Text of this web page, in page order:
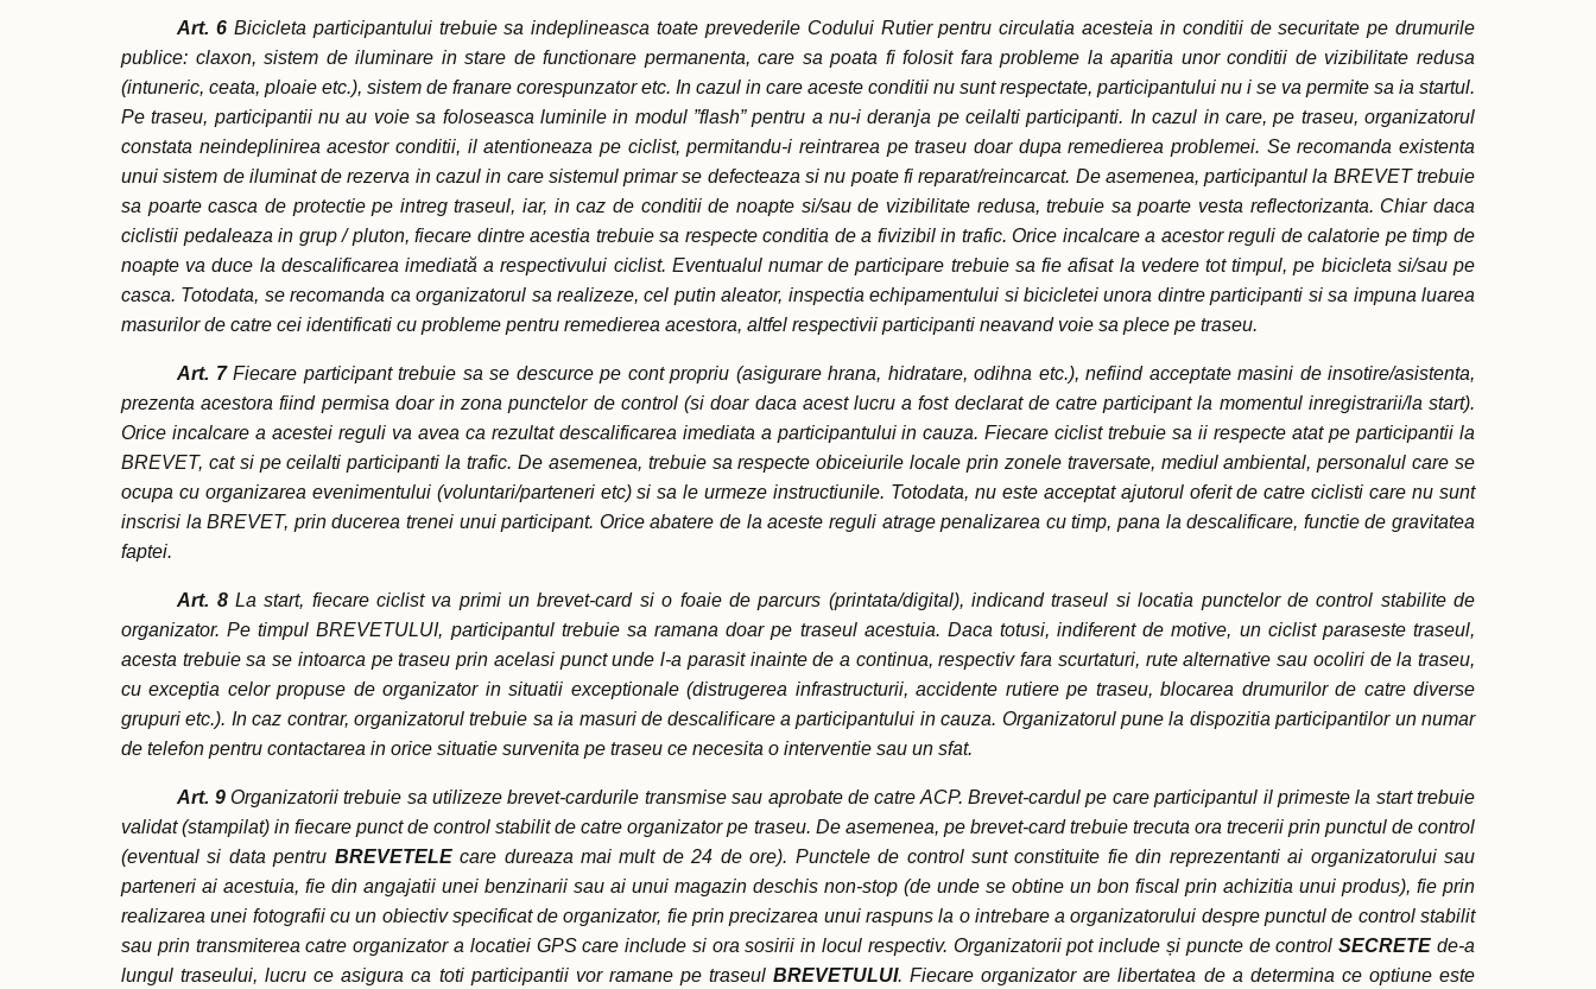
Art. 6 Bicicleta participantului trebuie sa indeplineasca toate prevederile Codului Rutier pentru circulatia acesteia in conditii de securitate pe drumurile
publice: claxon, sistem de iluminare in stare de functionare permanenta, care sa poata fi folosit fara probleme la aparitia unor conditii de vizibilitate redusa
(intuneric, ceata, ploaie etc.), sistem de franare corespunzator etc. In cazul in care aceste conditii nu sunt respectate, participantului nu i se va permite sa ia startul.
Pe traseu, participantii nu au voie sa foloseasca luminile in modul ”flash” pentru a nu-i deranja pe ceilalti participanti. In cazul in care, pe traseu, organizatorul
constata neindeplinirea acestor conditii, il atentioneaza pe ciclist, permitandu-i reintrarea pe traseu doar dupa remedierea problemei. Se recomanda existenta
unui sistem de iluminat de rezerva in cazul in care sistemul primar se defecteaza si nu poate fi reparat/reincarcat. De asemenea, participantul la BREVET trebuie
sa poarte casca de protectie pe intreg traseul, iar, in caz de conditii de noapte si/sau de vizibilitate redusa, trebuie sa poarte vesta reflectorizanta. Chiar daca
ciclistii pedaleaza in grup / pluton, fiecare dintre acestia trebuie sa respecte conditia de a fivizibil in trafic. Orice incalcare a acestor reguli de calatorie pe timp de
noapte va duce la descalificarea imediată a respectivului ciclist. Eventualul numar de participare trebuie sa fie afisat la vedere tot timpul, pe bicicleta si/sau pe
casca. Totodata, se recomanda ca organizatorul sa realizeze, cel putin aleator, inspectia echipamentului si bicicletei unora dintre participanti si sa impuna luarea
masurilor de catre cei identificati cu probleme pentru remedierea acestora, altfel respectivii participanti neavand voie sa plece pe traseu.
Art. 7Fiecare participant trebuie sa se descurce pe cont propriu (asigurare hrana, hidratare, odihna etc.), nefiind acceptate masini de insotire/asistenta,
prezenta acestora fiind permisa doar in zona punctelor de control (si doar daca acest lucru a fost declarat de catre participant la momentul inregistrarii/la start).
Orice incalcare a acestei reguli va avea ca rezultat descalificarea imediata a participantului in cauza. Fiecare ciclist trebuie sa ii respecte atat pe participantii la
BREVET, cat si pe ceilalti participanti la trafic. De asemenea, trebuie sa respecte obiceiurile locale prin zonele traversate, mediul ambiental, personalul care se
ocupa cu organizarea evenimentului (voluntari/parteneri etc) si sa le urmeze instructiunile. Totodata, nu este acceptat ajutorul oferit de catre ciclisti care nu sunt
inscrisi la BREVET, prin ducerea trenei unui participant. Orice abatere de la aceste reguli atrage penalizarea cu timp, pana la descalificare, functie de gravitatea
faptei.
Art. 8 La start, fiecare ciclist va primi un brevet-card si o foaie de parcurs (printata/digital), indicand traseul si locatia punctelor de control stabilite de
organizator. Pe timpul BREVETULUI, participantul trebuie sa ramana doar pe traseul acestuia. Daca totusi, indiferent de motive, un ciclist paraseste traseul,
acesta trebuie sa se intoarca pe traseu prin acelasi punct unde l-a parasit inainte de a continua, respectiv fara scurtaturi, rute alternative sau ocoliri de la traseu,
cu exceptia celor propuse de organizator in situatii exceptionale (distrugerea infrastructurii, accidente rutiere pe traseu, blocarea drumurilor de catre diverse
grupuri etc.). In caz contrar, organizatorul trebuie sa ia masuri de descalificare a participantului in cauza. Organizatorul pune la dispozitia participantilor un numar
de telefon pentru contactarea in orice situatie survenita pe traseu ce necesita o interventie sau un sfat.
Art. 9 Organizatorii trebuie sa utilizeze brevet-cardurile transmise sau aprobate de catre ACP. Brevet-cardul pe care participantul il primeste la start trebuie
validat (stampilat) in fiecare punct de control stabilit de catre organizator pe traseu. De asemenea, pe brevet-card trebuie trecuta ora trecerii prin punctul de control
(eventual si data pentru BREVETELEcare dureaza mai mult de 24 de ore). Punctele de control sunt constituite fie din reprezentanti ai organizatorului sau
parteneri ai acestuia, fie din angajatii unei benzinarii sau ai unui magazin deschis non-stop (de unde se obtine un bon fiscal prin achizitia unui produs), fie prin
realizarea unei fotografii cu un obiectiv specificat de organizator, fie prin precizarea unui raspuns la o intrebare a organizatorului despre punctul de control stabilit
sau prin transmiterea catre organizator a locatiei GPS care include si ora sosirii in locul respectiv. Organizatorii pot include și puncte de controlSECRETE de-a
lungul traseului, lucru ce asigura ca toti participantii vor ramane pe traseulBREVETULUI. Fiecare organizator are libertatea de a determina ce optiune este